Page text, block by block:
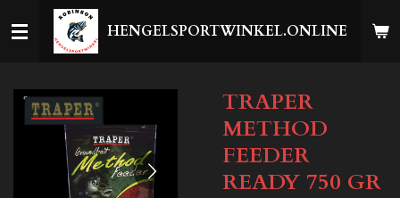
direct
hoofdinhoud
HENGELSPORTWINKEL.ONLINE
TRAPER
METHOD
FEEDER
READY 750 GR